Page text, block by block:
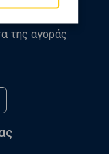
για νέα
της αγοράς